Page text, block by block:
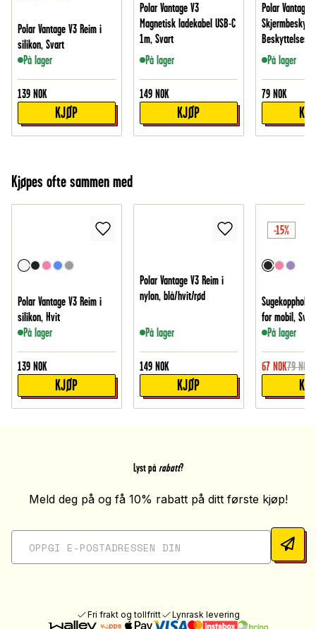
Polar Vantage V3 Reim i
silikon, Svart
På lager
139 NOK
KJØP
Polar Vantage V3
Magnetisk ladekabel USB-C
1m, Svart
På lager
149 NOK
KJØP
Polar Vantage
På lager
79 NOK
Kjøpes ofte sammen med
Polar Vantage V3 Reim i
silikon, Hvit
På lager
139 NOK
KJØP
Polar Vantage V3 Reim i
nylon, blå/hvit/rød
På lager
149 NOK
KJØP
-15%
for mobil, Svart
På lager
67 NOK79 NOK
Lyst på rabatt?
Meld deg på og få 10% rabatt på ditt første kjøp!
Fri frakt og tollfritt Lynrask levering